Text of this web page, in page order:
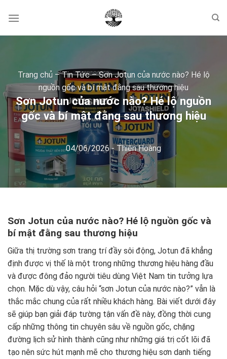
Trang chủ –Tin Tức–Sơn Jotun của nước nào? Hé lộ
nguồn gốc và bí mật đằng sau thương hiệu
Sơn Jotun của nước nào? Hé lộ nguồn
gốc và bí mật đằng sau thương hiệu
04/06/2026- Thiên Hoàng
Sơn Jotun của nước nào? Hé lộ nguồn gốc và
bí mật đằng sau thương hiệu
Giữa thị trường sơn trang trí đầy sôi động, Jotun đã khẳng
định được vị thế là một trong những thương hiệu hàng đầu
và được đông đảo người tiêu dùng Việt Nam tin tưởng lựa
chọn. Mặc dù vậy, câu hỏi “sơn Jotun của nước nào?” vẫn là
thắc mắc chung của rất nhiều khách hàng. Bài viết dưới đây
sẽ giúp bạn giải đáp tường tận vấn đề này, đồng thời cung
cấp những thông tin chuyên sâu về nguồn gốc, chặng
đường lịch sử hình thành cũng như những giá trị cốt lõi đã
tạo nên sức hút mạnh mẽ cho thương hiệu sơn danh tiếng